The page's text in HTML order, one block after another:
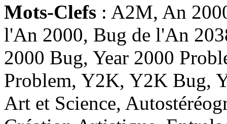
Mots-Clefs : A2M, An
l'An 2000, Bug de l'An
2000 Bug, Year 2000
Problem, Y2K, Y2K Bug,
Art et Science,